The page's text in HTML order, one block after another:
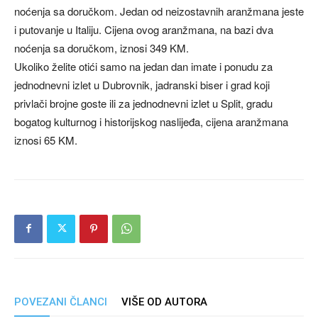
noćenja sa doručkom. Jedan od neizostavnih aranžmana jeste
i putovanje u Italiju. Cijena ovog aranžmana, na bazi dva
noćenja sa doručkom, iznosi 349 KM.
Ukoliko želite otići samo na jedan dan imate i ponudu za
jednodnevni izlet u Dubrovnik, jadranski biser i grad koji
privlači brojne goste ili za jednodnevni izlet u Split, gradu
bogatog kulturnog i historijskog naslijeđa, cijena aranžmana
iznosi 65 KM.
POVEZANI ČLANCI VIŠE OD AUTORA